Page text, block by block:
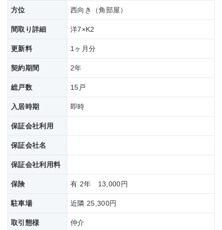
方位 西向き（角部屋）
間取り詳細 洋7×K2
更新料 1ヶ月分
契約期間 2年
総戸数 15戸
入居時期 即時
保証会社利用
保証会社名
保証会社利用料
保険 有 2年 13,000円
駐車場 近隣 25,300円
取引態様 仲介